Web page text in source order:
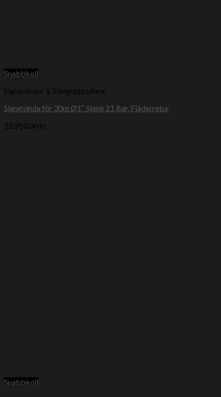
Snabbkoll
Slangvindor & Slangupprullare
Slangvinda för 30m Ø1″ Slang 21 Bar, Fjäderretur
12,910.00 kr
Snabbkoll